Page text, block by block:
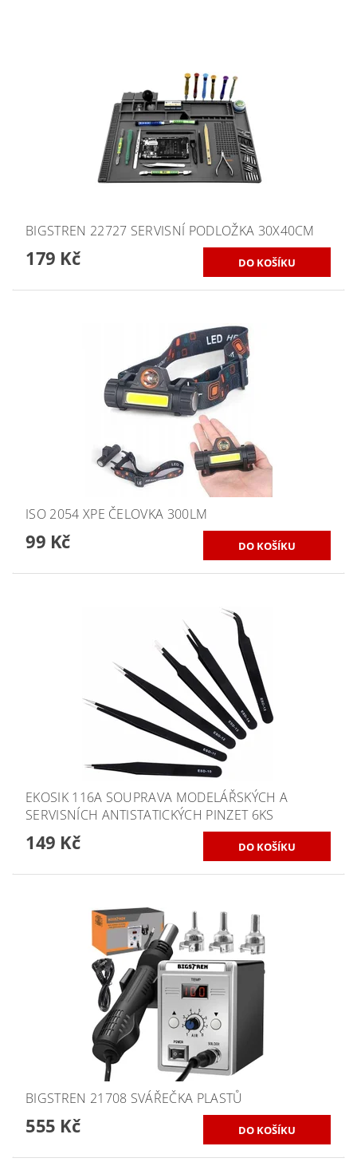
BIGSTREN 22727 SERVISNÍ PODLOŽKA 30X40CM
179 Kč
ISO 2054 XPE ČELOVKA 300LM
99 Kč
EKOSIK 116A SOUPRAVA MODELÁŘSKÝCH A
SERVISNÍCH ANTISTATICKÝCH PINZET 6KS
149 Kč
BIGSTREN 21708 SVÁŘEČKA PLASTŮ
555 Kč